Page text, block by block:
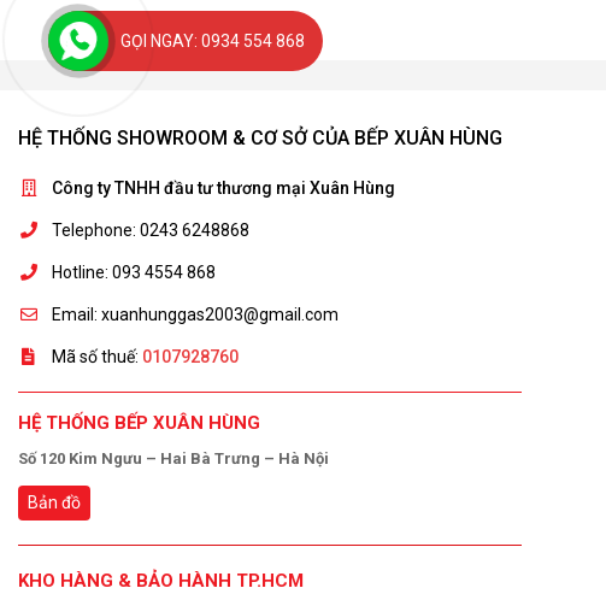
HỆ THỐNG SHOWROOM & CƠ SỞ CỦA BẾP XUÂN HÙNG
Công ty TNHH đầu tư thương mại Xuân Hùng
Telephone: 0243 6248868
Hotline: 093 4554 868
Email: xuanhunggas2003@gmail.com
Mã số thuế: 0107928760
HỆ THỐNG BẾP XUÂN HÙNG
Số 120 Kim Ngưu – Hai Bà Trưng – Hà Nội
Bản đồ
KHO HÀNG & BẢO HÀNH TP.HCM
GỌI NGAY: 0934 554 868